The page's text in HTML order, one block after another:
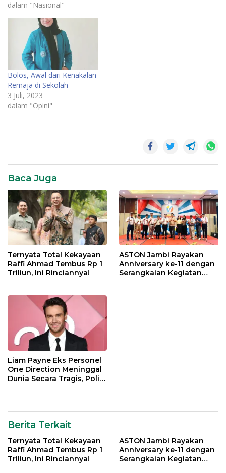
dalam "Nasional"
Bolos, Awal dari Kenakalan
Remaja di Sekolah
3 Juli, 2023
dalam "Opini"
Baca Juga
Ternyata Total Kekayaan
Raffi Ahmad Tembus Rp 1
Triliun, Ini Rinciannya!
ASTON Jambi Rayakan
Anniversary ke-11 dengan
Serangkaian Kegiatan
Liam Payne Eks Personel
One Direction Meninggal
Dunia Secara Tragis, Polisi
Berita Terkait
Ternyata Total Kekayaan
Raffi Ahmad Tembus Rp 1
Triliun, Ini Rinciannya!
ASTON Jambi Rayakan
Anniversary ke-11 dengan
Serangkaian Kegiatan